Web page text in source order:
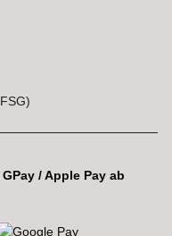
/ Apple Pay ab